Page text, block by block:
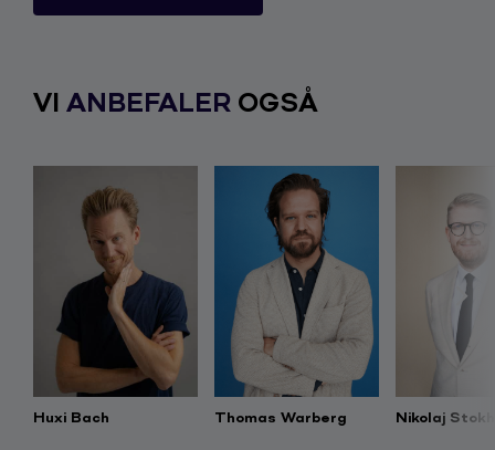
VI ANBEFALER OGSÅ
Huxi Bach Thomas Warberg Nikolaj